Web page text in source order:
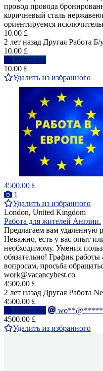
провод провода
коричневый сталь
ориентируемся
10.00 £
2 лет назад Другая Работа Б/
10.00 £
Написать
10.00 £
Удалить из избранного
4500.00 £
1
Удалить из избранного
London, United Kingdom
Работа для жителей Англии.
Предлагаем вам удаленную
Неважно, есть у вас опыт
необходимому. Умения
обязательно! График
вопросам, просьба
work@vacancybest.co
4500.00 £
2 лет назад Другая Работа
4500.00 £
Написать
4500.00 £
Удалить из избранного